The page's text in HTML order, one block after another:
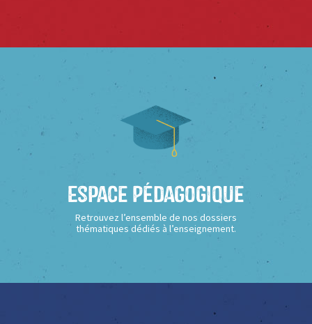
Espace Pédagogique
Retrouvez l’ensemble de nos dossiers
thématiques dédiés à l’enseignement.